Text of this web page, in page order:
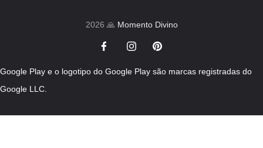
2026 🙏 Momento Divino
Google Play e o logotipo do Google Play são marcas registradas do
Google LLC.